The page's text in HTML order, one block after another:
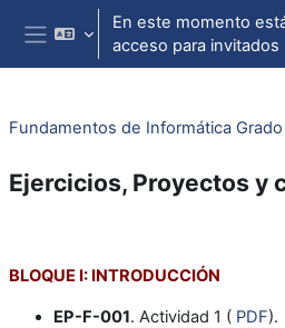
Salta al contenido principal
Panel lateral
En este momento
acceso para invitados
Ejercicios, Proyectos y
BLOQUE I: INTRODUCCIÓN
EP-F-001. Actividad 1 ( PDF).